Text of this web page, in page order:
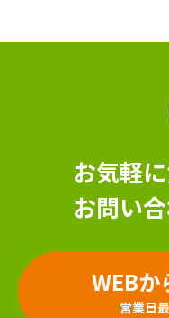
お気軽
お問い
WEBか
営業日